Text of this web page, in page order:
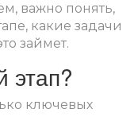
важно понять,
какие задачи
займет.
этап?
ключевых